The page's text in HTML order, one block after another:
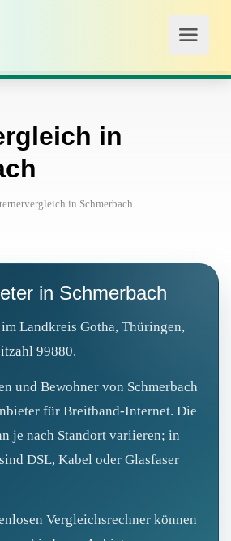
in
in Schmerbach
in Schmerbach
Landkreis Gotha, Thüringen,
99880.
und Bewohner von Schmerbach
für Breitband-Internet. Die
je nach Standort variieren; in
DSL, Kabel oder Glasfaser
Vergleichsrechner können